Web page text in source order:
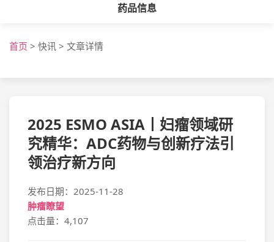
药品信息
首页 > 快讯 > 文章详情
2025 ESMO ASIA丨妇瘤领域研
究精华：ADC药物与创新疗法引
领治疗新方向
发布日期：2025-11-28
肿瘤瞭望
点击量：4,107